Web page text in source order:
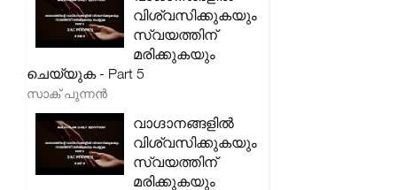
വിശ്വസിക്കുകയും
സ്വയത്തിന്
മരിക്കുകയും
ചെയ്യുക - Part 5
സാക് പുന്നൻ
വാഗ്ദാനങ്ങളിൽ
വിശ്വസിക്കുകയും
സ്വയത്തിന്
മരിക്കുകയും